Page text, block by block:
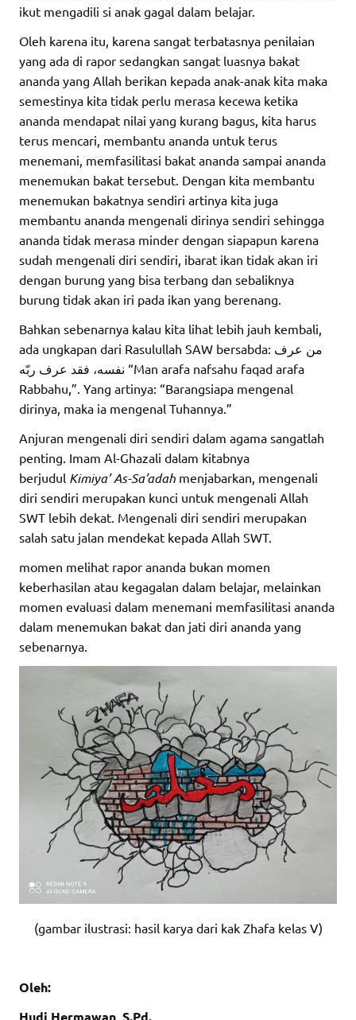
ikut mengadili si anak gagal dalam belajar.
Oleh karena itu, karena sangat terbatasnya penilaian
yang ada di rapor sedangkan sangat luasnya bakat
ananda yang Allah berikan kepada anak-anak kita maka
semestinya kita tidak perlu merasa kecewa ketika
ananda mendapat nilai yang kurang bagus, kita harus
terus mencari, membantu ananda untuk terus
menemani, memfasilitasi bakat ananda sampai ananda
menemukan bakat tersebut. Dengan kita membantu
menemukan bakatnya sendiri artinya kita juga
membantu ananda mengenali dirinya sendiri sehingga
ananda tidak merasa minder dengan siapapun karena
sudah mengenali diri sendiri, ibarat ikan tidak akan iri
dengan burung yang bisa terbang dan sebaliknya
burung tidak akan iri pada ikan yang berenang.
Bahkan sebenarnya kalau kita lihat lebih jauh kembali,
ada ungkapan dari Rasulullah SAW bersabda: من عرف
نفسه، فقد عرف ربّه “Man arafa nafsahu faqad arafa
Rabbahu,”. Yang artinya: “Barangsiapa mengenal
dirinya, maka ia mengenal Tuhannya.”
Anjuran mengenali diri sendiri dalam agama sangatlah
penting. Imam Al-Ghazali dalam kitabnya
berjudul Kimiya’ As-Sa’adah menjabarkan, mengenali
diri sendiri merupakan kunci untuk mengenali Allah
SWT lebih dekat. Mengenali diri sendiri merupakan
salah satu jalan mendekat kepada Allah SWT.
momen melihat rapor ananda bukan momen
keberhasilan atau kegagalan dalam belajar, melainkan
momen evaluasi dalam menemani memfasilitasi ananda
dalam menemukan bakat dan jati diri ananda yang
sebenarnya.
(gambar ilustrasi: hasil karya dari kak Zhafa kelas V)
Oleh:
Hudi Hermawan, S.Pd.